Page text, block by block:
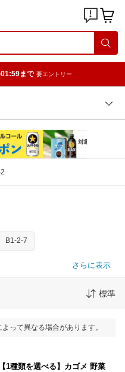
まで 要エントリー
B1-2-7
さらに表示
標準
って異なる場合があります。
【1種類を選べる】カゴメ 野菜